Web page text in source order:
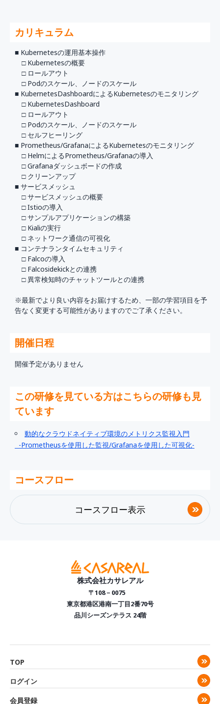
カリキュラム
■ Kubernetesの運用基本操作
□ Kubernetesの概要
□ ロールアウト
□ Podのスケール、ノードのスケール
■ KubernetesDashboardによるKubernetesのモニタリング
□ KubernetesDashboard
□ ロールアウト
□ Podのスケール、ノードのスケール
□ セルフヒーリング
■ Prometheus/GrafanaによるKubernetesのモニタリング
□ HelmによるPrometheus/Grafanaの導入
□ Grafanaダッシュボードの作成
□ クリーンアップ
■ サービスメッシュ
□ サービスメッシュの概要
□ Istioの導入
□ サンプルアプリケーションの構築
□ Kialiの実行
□ ネットワーク通信の可視化
■ コンテナランタイムセキュリティ
□ Falcoの導入
□ Falcosidekickとの連携
□ 異常検知時のチャットツールとの連携
※最新でより良い内容をお届けするため、一部の学習項目を予
告なく変更する可能性がありますのでご了承ください。
開催日程
開催予定がありません
この研修を見ている方はこちらの研修も見
ています
動的なクラウドネイティブ環境のメトリクス監視入門
-Prometheusを使用した監視/Grafanaを使用した可視化-
コースフロー
コースフロー表示
株式会社カサレアル
〒108－0075
東京都港区港南一丁目2番70号
品川シーズンテラス 24階
TOP
ログイン
会員登録